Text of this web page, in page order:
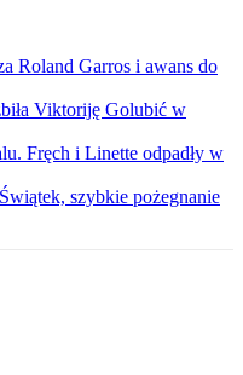
Roland Garros i awans do
Viktoriję Golubić w
Fręch i Linette odpadły w
szybkie pożegnanie